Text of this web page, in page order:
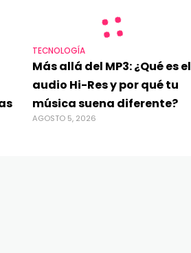
TECNOLOGÍA
Más allá del MP3: ¿Qué es el
audio Hi-Res y por qué tu
música suena diferente?
AGOSTO 5, 2026